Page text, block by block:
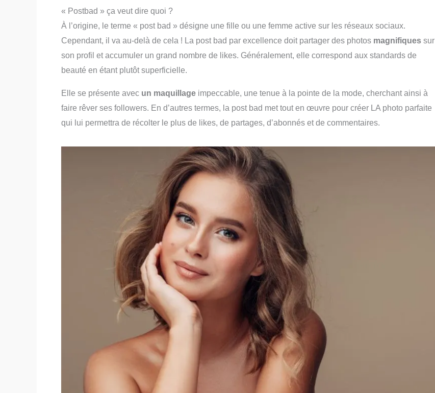
« Postbad » ça veut dire quoi ?
À l’origine, le terme « post bad » désigne une fille ou une femme active sur les réseaux sociaux.
Cependant, il va au-delà de cela ! La post bad par excellence doit partager des photos magnifiques sur
son profil et accumuler un grand nombre de likes. Généralement, elle correspond aux standards de
beauté en étant plutôt superficielle.
Elle se présente avec un maquillage impeccable, une tenue à la pointe de la mode, cherchant ainsi à
faire rêver ses followers. En d’autres termes, la post bad met tout en œuvre pour créer LA photo parfaite
qui lui permettra de récolter le plus de likes, de partages, d’abonnés et de commentaires.